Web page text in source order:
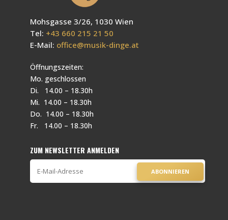
Mohsgasse 3/26, 1030 Wien
Tel: +43 660 215 21 50
E-Mail: office@musik-dinge.at
Öffnungszeiten:
Mo. geschlossen
Di. 14.00 – 18.30h
Mi. 14.00 – 18.30h
Do. 14.00 – 18.30h
Fr. 14.00 – 18.30h
ZUM NEWSLETTER ANMELDEN
ABONNIEREN